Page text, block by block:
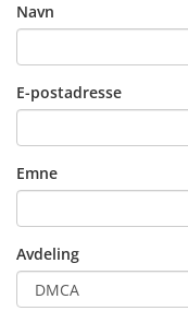
Navn
E-postadresse
Emne
Avdeling